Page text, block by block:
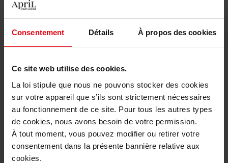
Consentement Détails À propos des cookies
Ce site web utilise des cookies.
La loi stipule que nous ne pouvons stocker des cookies
sur votre appareil que s’ils sont strictement nécessaires
au fonctionnement de ce site. Pour tous les autres types
de cookies, nous avons besoin de votre permission.
À tout moment, vous pouvez modifier ou retirer votre
consentement dans la présente bannière relative aux
cookies.
STENDHAL
Anti-Rimpel Serum
€ 115,50 Bestel nu!
STENDHAL
Comfort Serum
€ 115,50 Bestel nu!